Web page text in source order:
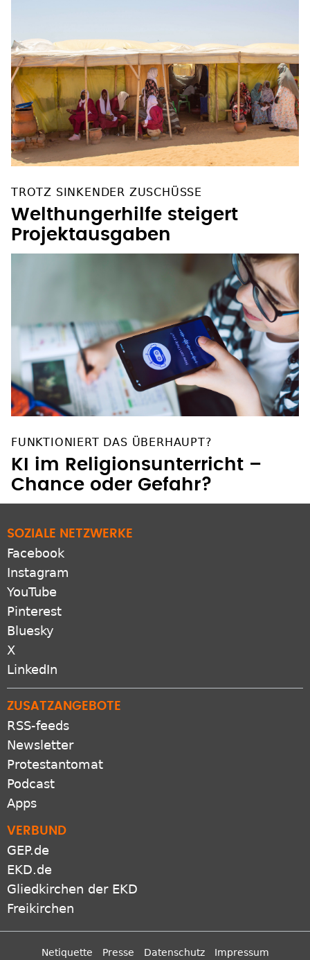
TROTZ SINKENDER ZUSCHÜSSE
Welthungerhilfe steigert
Projektausgaben
FUNKTIONIERT DAS ÜBERHAUPT?
KI im Religionsunterricht –
Chance oder Gefahr?
SOZIALE NETZWERKE
Facebook
Instagram
YouTube
Pinterest
Bluesky
X
LinkedIn
ZUSATZANGEBOTE
RSS-feeds
Newsletter
Protestantomat
Podcast
Apps
VERBUND
GEP.de
EKD.de
Gliedkirchen der EKD
Freikirchen
Netiquette Presse Datenschutz Impressum